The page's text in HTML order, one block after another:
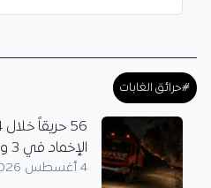
#حرائق الغابات
الإخماد في 3 ولايات
4 أغسطس 2026